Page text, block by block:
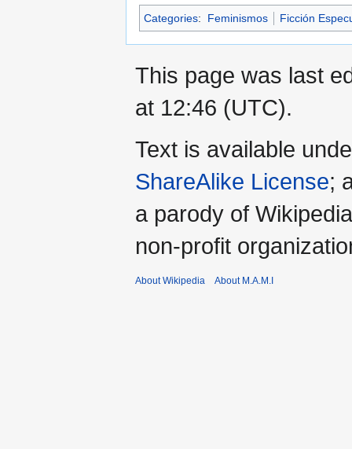
Categories: Feminismos Ficción
This page was last
at 12:46 (UTC).
Text is available
ShareAlike License;
a parody of
non-profit
About Wikipedia About M.A.M.I